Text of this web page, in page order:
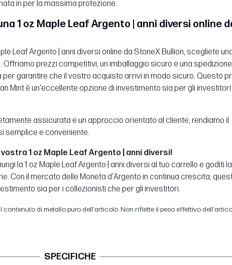
in per la massima protezione.
1 oz Maple Leaf Argento | anni diversi online
Leaf Argento | anni diversi online da StoneX Bullion, scegliete
prezzi competitivi, un imballaggio sicuro e una spedizione
garantire che il vostro acquisto arrivi in modo sicuro. Questo
Mint è un'eccellente opzione di investimento sia per gli
assicurata e un approccio orientato al cliente, rendiamo il
semplice e conveniente.
1 oz Maple Leaf Argento | anni diversi!
la 1 oz Maple Leaf Argento | anni diversi al tuo carrello e goditi la
Con il mercato delle Moneta d'Argento in continua crescita,
sia per i collezionisti che per gli investitori.
contenuto di metallo puro dell'articolo. Non riflette il peso effettivo
SPECIFICHE